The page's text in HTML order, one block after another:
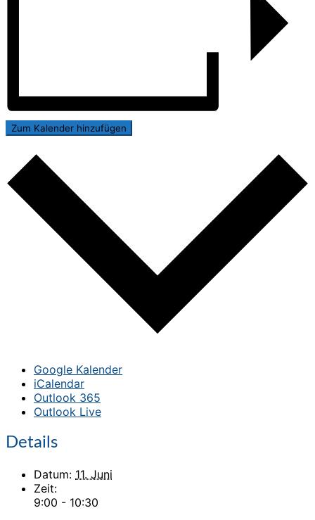
Zum Kalender hinzufügen
Google Kalender
iCalendar
Outlook 365
Outlook Live
Details
Datum: 11. Juni
Zeit:
9:00 - 10:30